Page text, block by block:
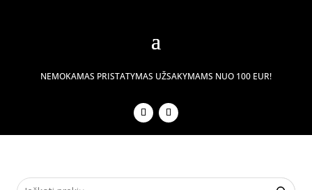
NEMOKAMAS PRISTATYMAS UŽSAKYMAMS NUO 100 EUR!